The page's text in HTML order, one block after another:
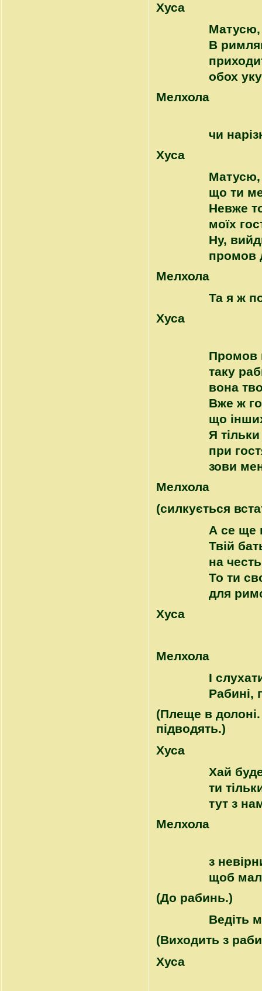
Хуса
Матусю,
В
обох
Mелхола
чи
Хуса
Матусю,
що ти
Невже
моїх
Ну,
промов
Mелхола
Та я ж
Хуса
Промов
таку
вона
Вже ж
що
Я
при
зови
Mелхола
(силкується
А се ще
Твій
на
То ти
для
Хуса
Mелхола
І
Рабині,
(Плеще в долоні.
підводять.)
Хуса
Хай
ти
тут з
Mелхола
з
щоб
(До рабинь.)
Ведіть
(Виходить з
Хуса